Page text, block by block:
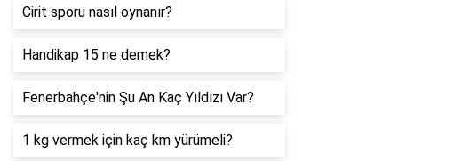
Cirit sporu nasıl oynanır?
Handikap 15 ne demek?
Fenerbahçe'nin Şu An Kaç Yıldızı Var?
1 kg vermek için kaç km yürümeli?